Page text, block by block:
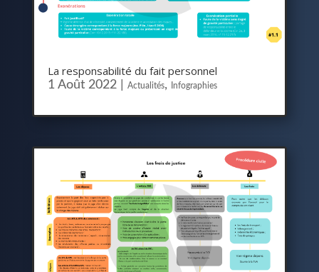
La responsabilité du fait personnel
1 Août 2022| Actualités, Infographies